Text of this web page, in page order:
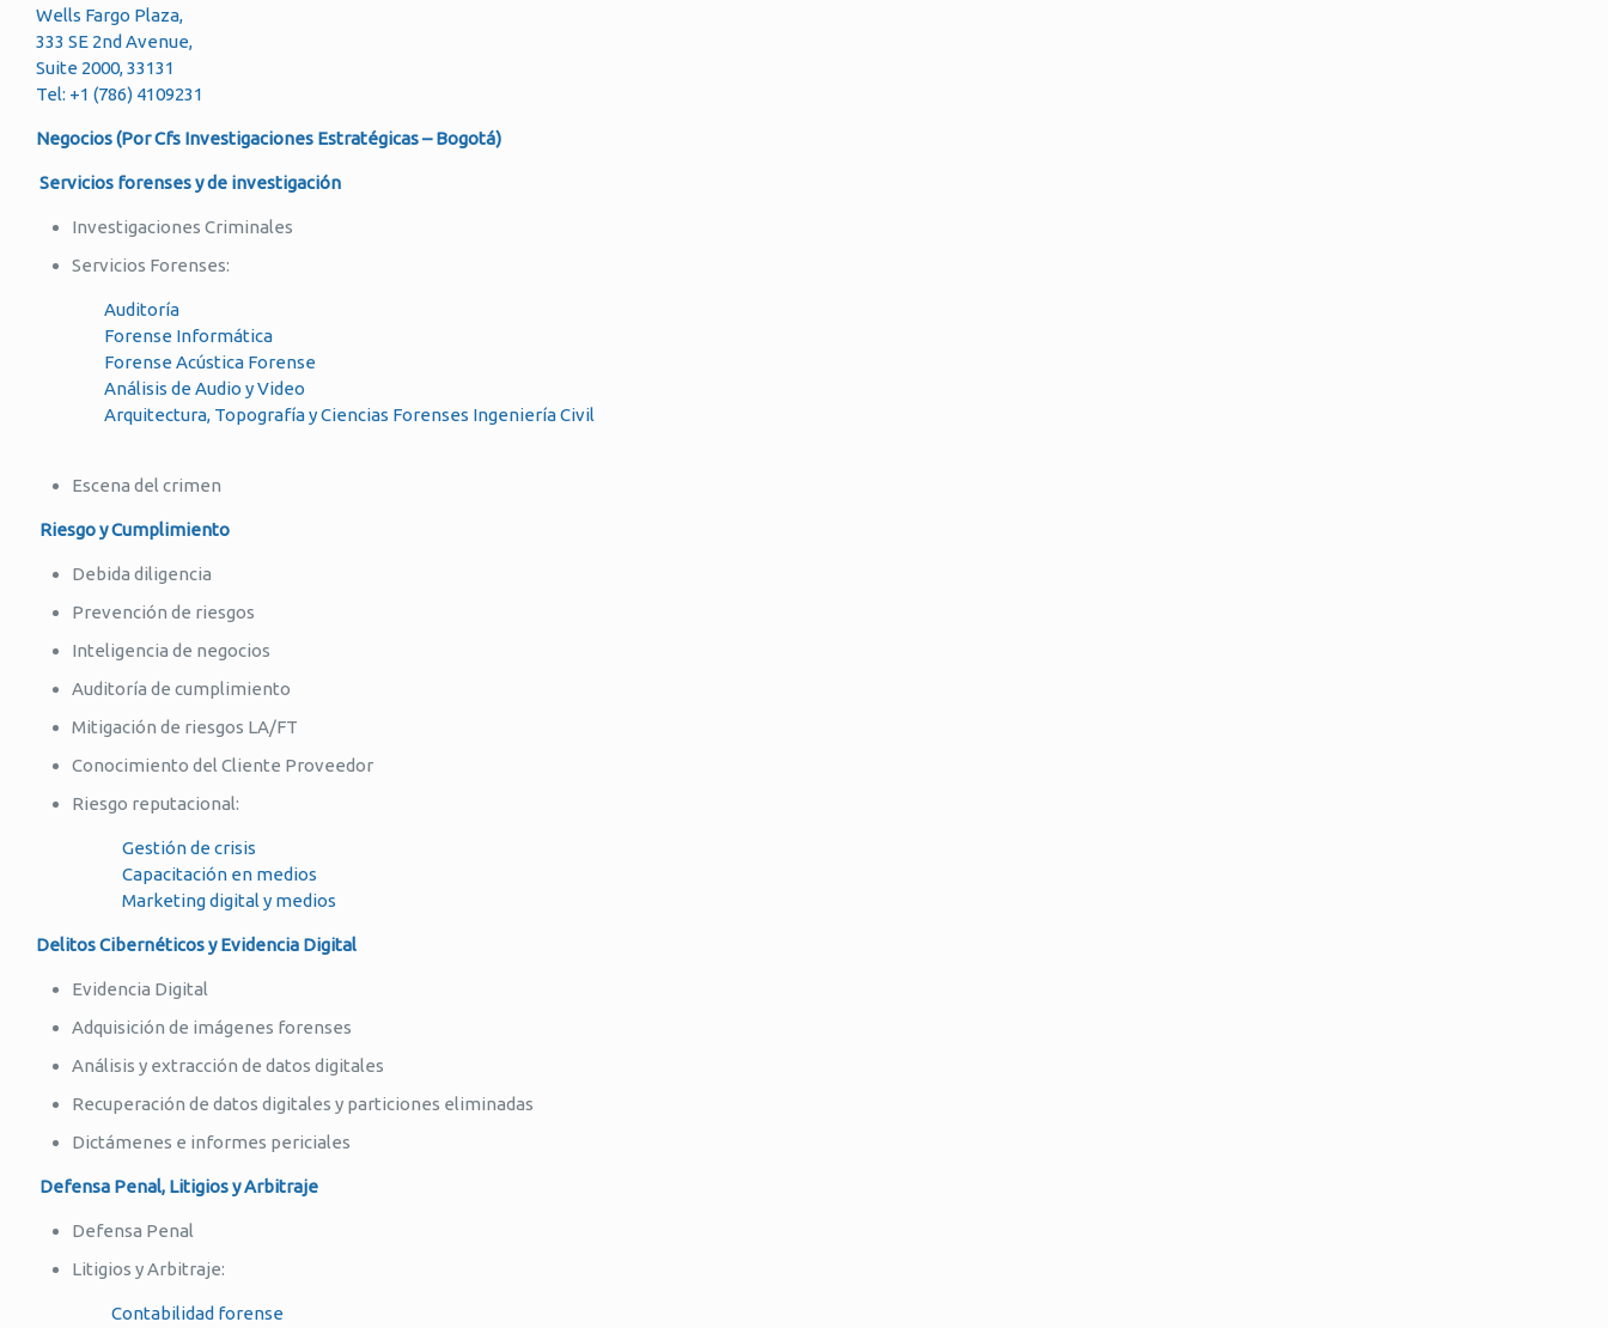
Wells Fargo Plaza,
333 SE 2nd Avenue,
Suite 2000, 33131
Tel: +1 (786) 4109231
Negocios (Por Cfs Investigaciones Estratégicas – Bogotá)
Servicios forenses y de investigación
Investigaciones Criminales
Servicios Forenses:
Auditoría
Forense Informática
Forense Acústica Forense
Análisis de Audio y Video
Arquitectura, Topografía y Ciencias Forenses Ingeniería Civil
Escena del crimen
Riesgo y Cumplimiento
Debida diligencia
Prevención de riesgos
Inteligencia de negocios
Auditoría de cumplimiento
Mitigación de riesgos LA/FT
Conocimiento del Cliente Proveedor
Riesgo reputacional:
Gestión de crisis
Capacitación en medios
Marketing digital y medios
Delitos Cibernéticos y Evidencia Digital
Evidencia Digital
Adquisición de imágenes forenses
Análisis y extracción de datos digitales
Recuperación de datos digitales y particiones eliminadas
Dictámenes e informes periciales
Defensa Penal, Litigios y Arbitraje
Defensa Penal
Litigios y Arbitraje:
Contabilidad forense